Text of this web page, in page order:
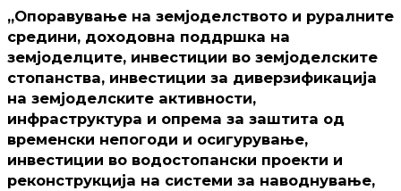
„Опоравување на земјоделството и руралните
средини, доходовна поддршка на
земјоделците, инвестиции во земјоделските
стопанства, инвестиции за диверзификација
на земјоделските активности,
инфраструктура и опрема за заштита од
временски непогоди и осигурување,
инвестиции во водостопански проекти и
реконструкција на системи за наводнување,